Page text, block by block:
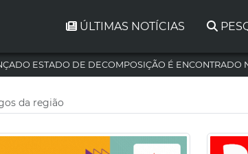
ÚLTIMAS NOTÍCIAS
ESTADO DE DECOMPOSIÇÃO É
da região